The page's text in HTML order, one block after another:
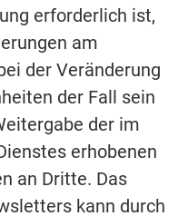
erforderlich ist,
am
der Veränderung
der Fall sein
der im
erhobenen
an Dritte. Das
kann durch